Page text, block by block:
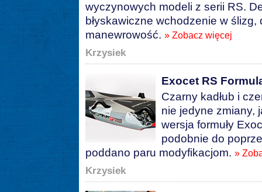
wyczynowych modeli z serii RS.
błyskawiczne wchodzenie w
manewrowość. » Zobacz więcej
Krzysiek
Exocet RS
Czarny kadłub i
nie jedyne zmiany,
wersja formuły
podobnie do
poddano paru modyfikacjom. »
Krzysiek